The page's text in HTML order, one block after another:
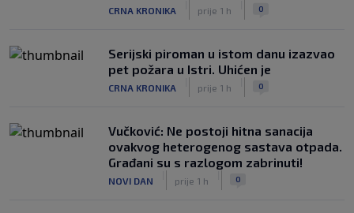
CRNA KRONIKA prije 1 h 0
Serijski piroman u istom danu izazvao
pet požara u Istri. Uhićen je
CRNA KRONIKA prije 1 h 0
Vučković: Ne postoji hitna sanacija
ovakvog heterogenog sastava otpada.
Građani su s razlogom zabrinuti!
NOVI DAN prije 1 h 0